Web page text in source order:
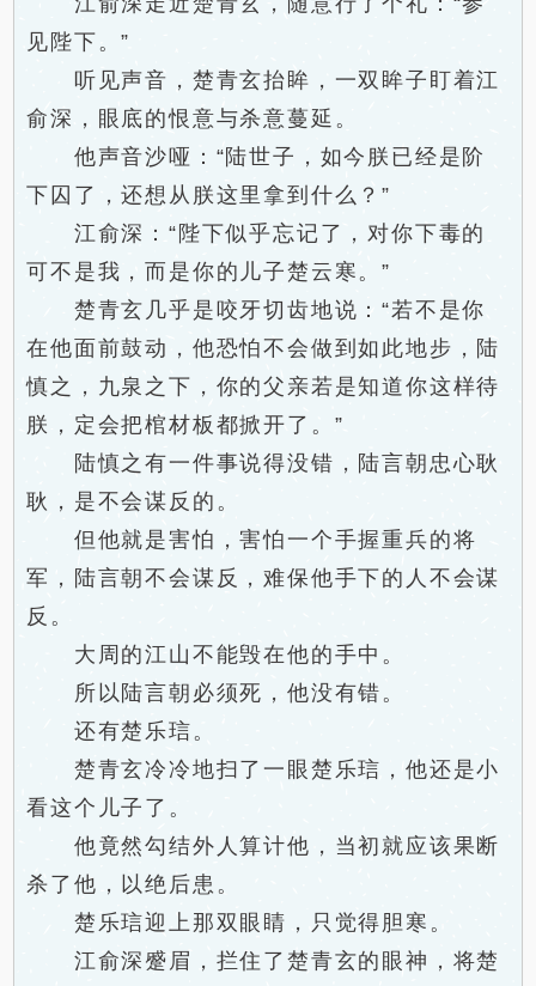
见陛下。”
听见声音，楚青玄抬眸，一双眸子盯着江
俞深，眼底的恨意与杀意蔓延。
他声音沙哑：“陆世子，如今朕已经是阶
下囚了，还想从朕这里拿到什么？”
江俞深：“陛下似乎忘记了，对你下毒的
可不是我，而是你的儿子楚云寒。”
楚青玄几乎是咬牙切齿地说：“若不是你
在他面前鼓动，他恐怕不会做到如此地步，陆
慎之，九泉之下，你的父亲若是知道你这样待
朕，定会把棺材板都掀开了。”
陆慎之有一件事说得没错，陆言朝忠心耿
耿，是不会谋反的。
但他就是害怕，害怕一个手握重兵的将
军，陆言朝不会谋反，难保他手下的人不会谋
反。
大周的江山不能毁在他的手中。
所以陆言朝必须死，他没有错。
还有楚乐琂。
楚青玄冷冷地扫了一眼楚乐琂，他还是小
看这个儿子了。
他竟然勾结外人算计他，当初就应该果断
杀了他，以绝后患。
楚乐琂迎上那双眼睛，只觉得胆寒。
江俞深蹙眉，拦住了楚青玄的眼神，将楚